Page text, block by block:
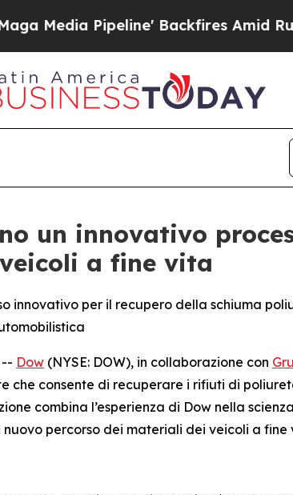
Pipeline' Backfires Amid Rumors
un innovativo
a fine vita
innovativo per il recupero della schiuma
-- Dow (NYSE: DOW), in collaborazione con
che consente di recuperare i rifiuti di
combina l’esperienza di Dow nella
percorso dei materiali dei veicoli a fine